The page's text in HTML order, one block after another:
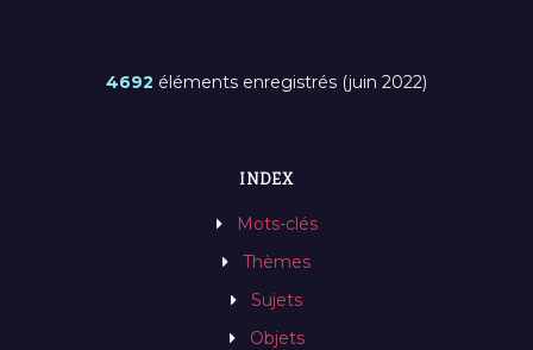
4692 éléments enregistrés (juin 2022)
INDEX
Mots-clés
Thèmes
Sujets
Objets